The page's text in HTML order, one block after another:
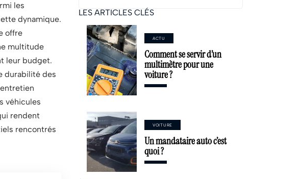
les
dynamique.
offre
multitude
leur budget.
durabilité des
véhicules
rendent
rencontrés
LES ARTICLES CLÉS
ACTU
Comment se servir d’un
multimètre pour une
voiture ?
VOITURE
Un mandataire auto c’est
quoi ?